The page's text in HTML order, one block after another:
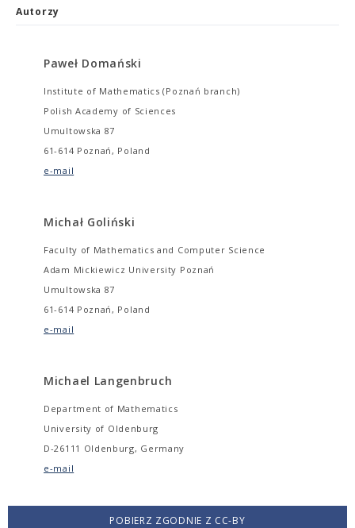
Autorzy
Paweł Domański
Institute of Mathematics (Poznań branch)
Polish Academy of Sciences
Umultowska 87
61-614 Poznań, Poland
e-mail
Michał Goliński
Faculty of Mathematics and Computer Science
Adam Mickiewicz University Poznań
Umultowska 87
61-614 Poznań, Poland
e-mail
Michael Langenbruch
Department of Mathematics
University of Oldenburg
D-26111 Oldenburg, Germany
e-mail
POBIERZ ZGODNIE Z CC-BY